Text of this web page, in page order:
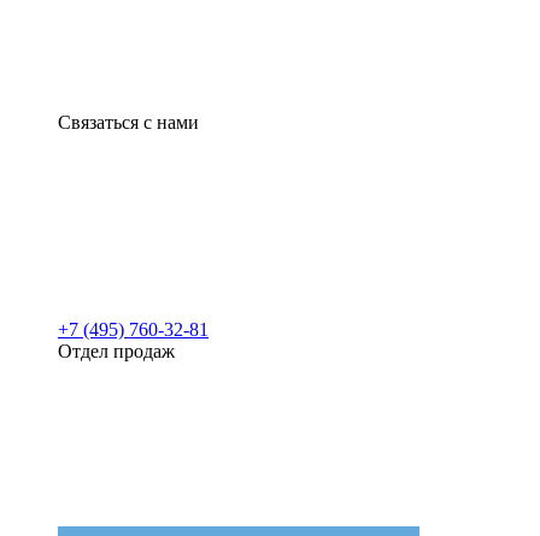
Связаться с нами
+7 (495) 760-32-81
Отдел продаж